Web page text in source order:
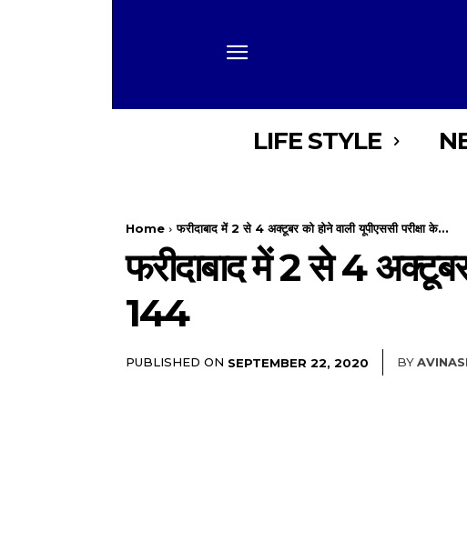
LIFE STYLE
Home फरीदाबाद में 2 से 4 अक्टूबर को होने वाली यूपीएससी परीक्षा के...
फरीदाबाद में 2 से 4 अक्टूबर
144
PUBLISHED ON SEPTEMBER 22, 2020 BY